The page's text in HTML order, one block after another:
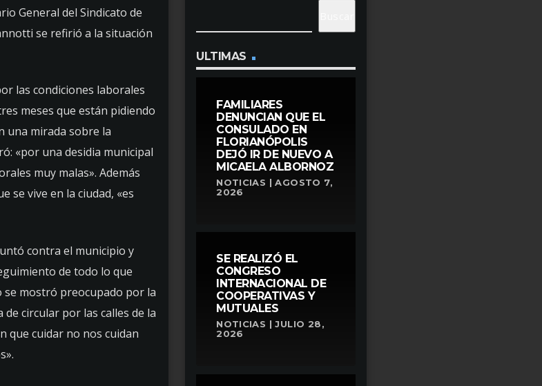
General del Sindicato de
se refirió a la situación
las condiciones laborales
meses que están pidiendo
una mirada sobre la
«por una desidia municipal
muy malas». Además
se vive en la ciudad, «es
contra el municipio y
de todo lo que
se mostró preocupado por la
circular por las calles de la
que cuidar no nos cuidan
ULTIMAS
FAMILIARES
DENUNCIAN QUE EL
CONSULADO EN
FLORIANÓPOLIS
DEJÓ IR DE NUEVO A
MICAELA ALBORNOZ
NOTICIAS | AGOSTO 7,
2026
SE REALIZÓ EL
CONGRESO
INTERNACIONAL DE
COOPERATIVAS Y
MUTUALES
NOTICIAS | JULIO 28,
2026